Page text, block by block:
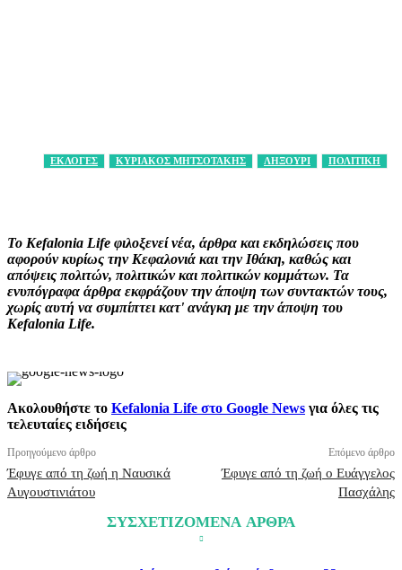
ΕΚΛΟΓΕΣ ΚΥΡΙΑΚΟΣ ΜΗΤΣΟΤΑΚΗΣ ΛΗΞΟΥΡΙ ΠΟΛΙΤΙΚΗ
Το Kefalonia Life φιλοξενεί νέα, άρθρα και εκδηλώσεις που
αφορούν κυρίως την Κεφαλονιά και την Ιθάκη, καθώς και
απόψεις πολιτών, πολιτικών και πολιτικών κομμάτων. Τα
ενυπόγραφα άρθρα εκφράζουν την άποψη των συντακτών τους,
χωρίς αυτή να συμπίπτει κατ' ανάγκη με την άποψη του
Kefalonia Life.
Ακολουθήστε το Kefalonia Life στο Google News για όλες τις
τελευταίες ειδήσεις
Προηγούμενο άρθρο
Έφυγε από τη ζωή η Ναυσικά
Αυγουστινιάτου
Επόμενο άρθρο
Έφυγε από τη ζωή ο Ευάγγελος
Πασχάλης
ΣΥΣΧΕΤΙΖΟΜΕΝΑ ΑΡΘΡΑ